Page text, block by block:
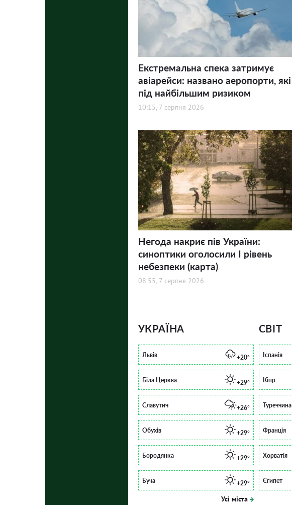
Екстремальна спека затримує
авіарейси: названо аеропорти, які
під найбільшим ризиком
10:15, 7 серпня 2026
Негода накриє пів України:
синоптики оголосили І рівень
небезпеки (карта)
08:55, 7 серпня 2026
УКРАЇНА
Львів +20°
Біла Церква +29°
Славутич +26°
Обухів +29°
Бородянка +29°
Буча +29°
Усі міста
СВІТ
Іспанія
Кіпр
Туреччина
Франція
Хорватія
Єгипет